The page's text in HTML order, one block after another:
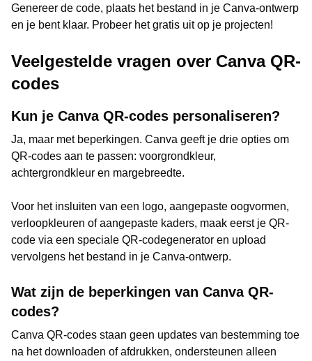
Genereer de code, plaats het bestand in je Canva-ontwerp
en je bent klaar. Probeer het gratis uit op je projecten!
Veelgestelde vragen over Canva QR-
codes
Kun je Canva QR-codes personaliseren?
Ja, maar met beperkingen. Canva geeft je drie opties om
QR-codes aan te passen: voorgrondkleur,
achtergrondkleur en margebreedte.
Voor het insluiten van een logo, aangepaste oogvormen,
verloopkleuren of aangepaste kaders, maak eerst je QR-
code via een speciale QR-codegenerator en upload
vervolgens het bestand in je Canva-ontwerp.
Wat zijn de beperkingen van Canva QR-
codes?
Canva QR-codes staan geen updates van bestemming toe
na het downloaden of afdrukken, ondersteunen alleen